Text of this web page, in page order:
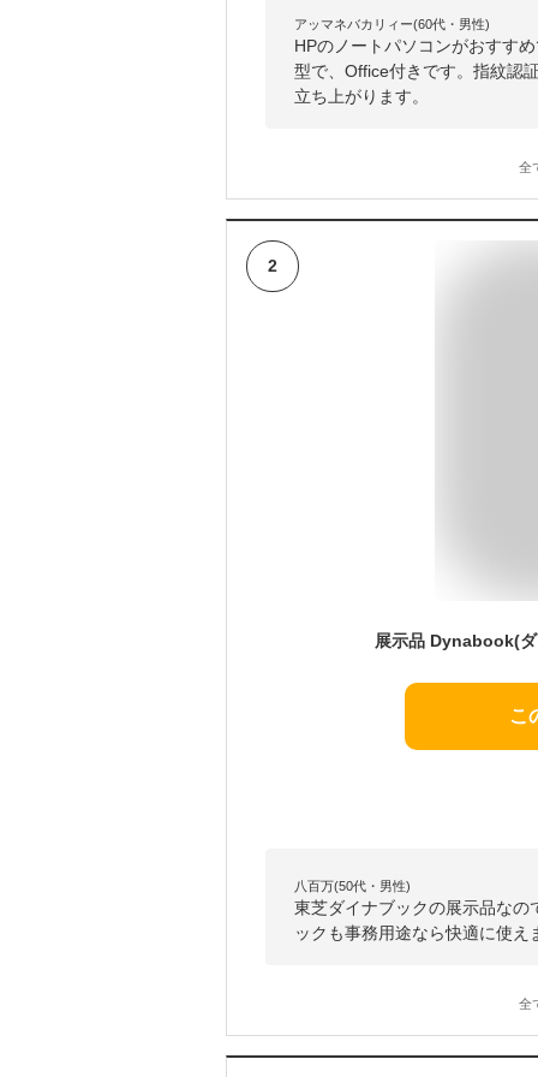
アッマネバカリィー(60代・男性)
HPのノートパソコンがおすす
型で、Office付きです。指紋認
立ち上がります。
全
2
こ
八百万(50代・男性)
東芝ダイナブックの展示品な
ックも事務用途なら快適に使え
全